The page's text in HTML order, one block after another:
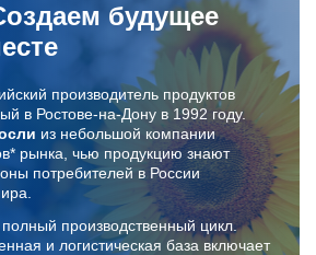
будущее
производитель продуктов
в Ростове-на-Дону в 1992 году.
из небольшой компании
рынка, чью продукцию знают
потребителей в России
производственный цикл.
и логистическая база включает